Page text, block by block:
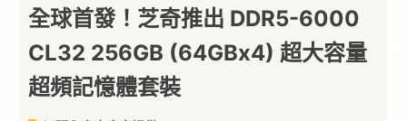
全球首發！芝奇推出 DDR5-6000
CL32 256GB (64GBx4) 超大容量
超頻記憶體套裝